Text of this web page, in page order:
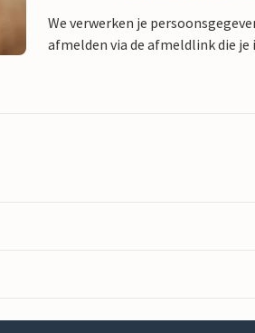
We verwerken je
afmelden via de afmeldlink die